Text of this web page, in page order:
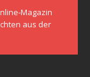
Magazin
aus der